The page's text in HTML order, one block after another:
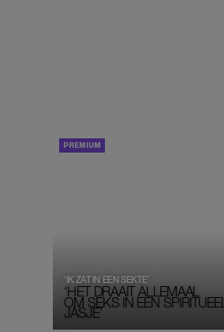
‘HET DRAAIT ALLEMAAL
OM SEKS IN EEN SPIRITUEEL
JASJE’
‘IK ZAT IN EEN SEKTE’